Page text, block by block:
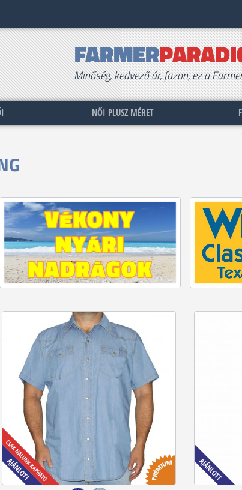
FARMER
Minőség, kedvező ár, fazon, ez a
NŐI PLUSZ MÉRET